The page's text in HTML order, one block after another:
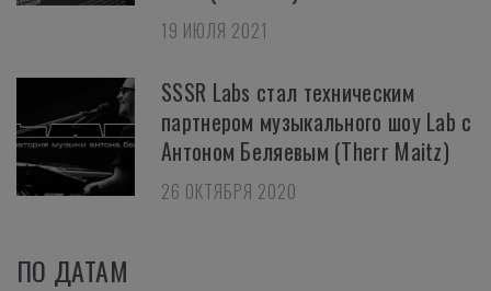
19 ИЮЛЯ 2021
SSSR Labs стал техническим
партнером музыкального шоу Lab с
Антоном Беляевым (Therr Maitz)
26 ОКТЯБРЯ 2020
ПО ДАТАМ